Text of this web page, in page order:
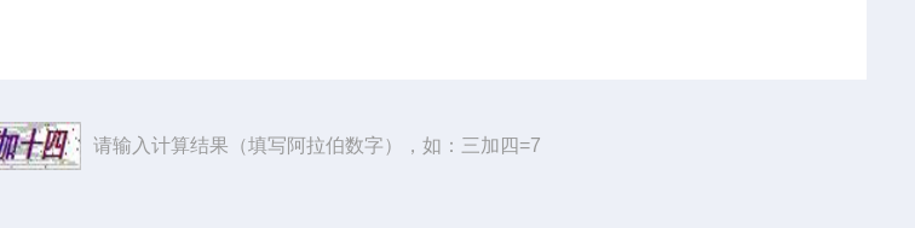
请输入计算结果（填写阿拉伯数字），如：三加四=7